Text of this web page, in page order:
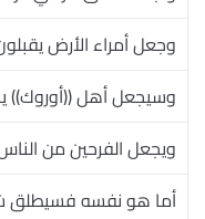
وجعل أمراء الأرض
وسيجعل أهل ((أوروك))
ويجعل الفرحين من
أما هو نفسه فسيطلق